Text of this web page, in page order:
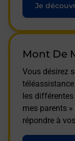
Je
Mont De
Vous désirez
les
mes parents
répondre à